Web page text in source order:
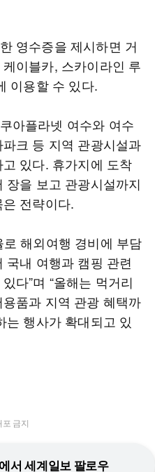
영수증을 제시하면 거
이블카, 스카이라인 루
이용할 수 있다.
아플라넷 여수와 여수
크 등 지역 관광시설과
있다. 휴가지에 도착
장을 보고 관광시설까지
전략이다.
해외여행 경비에 부담
국내 여행과 캠핑 관련
다”며 “올해는 먹거리
품과 지역 관광 혜택까
는 행사가 확대되고 있
금지
에서 세계일보 팔로우